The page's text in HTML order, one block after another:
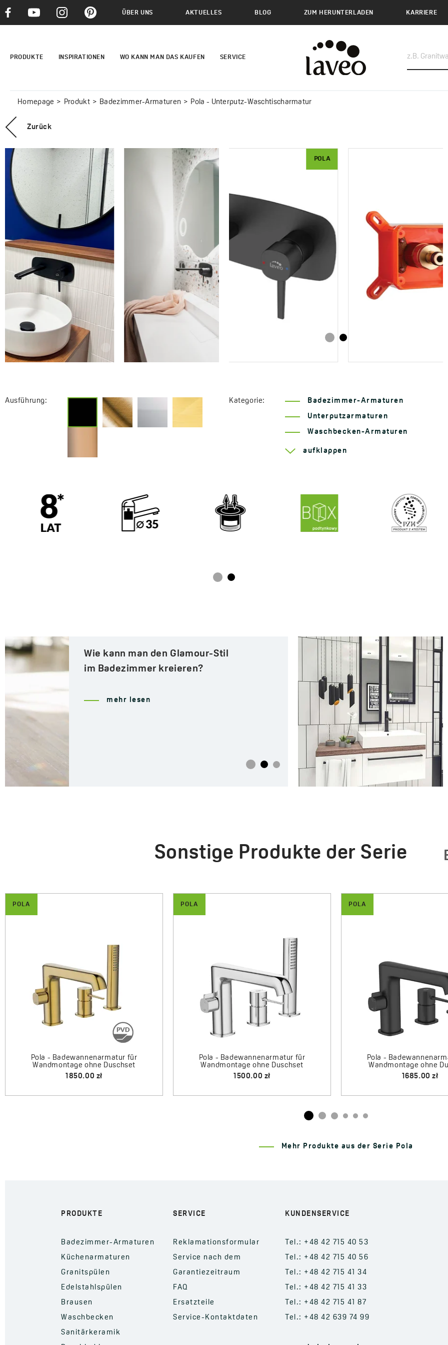
ÜBER UNS AKTUELLES BLOG ZUM HERUNTERLADEN KARRIERE
PRODUKTE INSPIRATIONEN WO KANN MAN DAS KAUFEN SERVICE
Homepage Produkt Badezimmer-Armaturen Pola - Unterputz-Waschtischarmatur
Zurück
POLA
Ausführung: Kategorie: Badezimmer-Armaturen
Unterputzarmaturen
Waschbecken-Armaturen
Serie Pola
aufklappen
Wie kann man für einen Loft-Stil
im Badezimmer sorgen?
Sonstige Produkte der Serie
POLA
Pola - Badewannenarmatur für
Wandmontage ohne Duschset
1795.00 zł
POLA
Pola - Badewannenarmatur für
Wandmontage ohne Set
POLA
Pola -
Wandmontage
Mehr Produkte aus der Serie Pola
PRODUKTE
Badezimmer-Armaturen
Küchenarmaturen
Granitspülen
Edelstahlspülen
Brausen
Waschbecken
Sanitärkeramik
SERVICE
Reklamationsformular
Service nach dem
Garantiezeitraum
FAQ
Ersatzteile
Service-Kontaktdaten
KUNDENSERVICE
Tel.: +48 42 715 40 53
Tel.: +48 42 715 40 56
Tel.: +48 42 715 41 34
Tel.: +48 42 715 41 33
Tel.: +48 42 715 41 87
Tel.: +48 42 639 74 99